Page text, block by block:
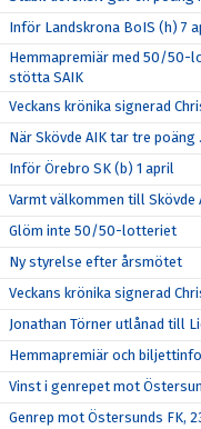
Inför Landskrona BoIS (h) 7
Hemmapremiär med 50/50-
stötta SAIK
Veckans krönika signerad
När Skövde AIK tar tre poäng
Inför Örebro SK (b) 1 april
Varmt välkommen till Skövde
Glöm inte 50/50-lotteriet
Ny styrelse efter årsmötet
Veckans krönika signerad
Jonathan Törner utlånad till
Hemmapremiär och
Vinst i genrepet mot
Genrep mot Östersunds FK,